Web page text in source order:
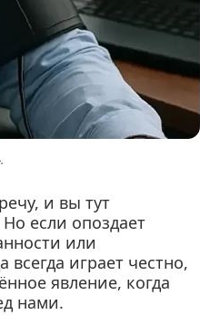
и вы тут
если опоздает
или
играет честно,
явление, когда
нами.